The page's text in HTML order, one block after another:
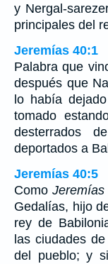
y Nergal-
principales del
Jeremías 40:1
Palabra que
después que
lo había
tomado
desterrados
deportados a
Jeremías 40:5
Como Jeremías
Gedalías, hijo
rey de
las ciudades
del pueblo; y